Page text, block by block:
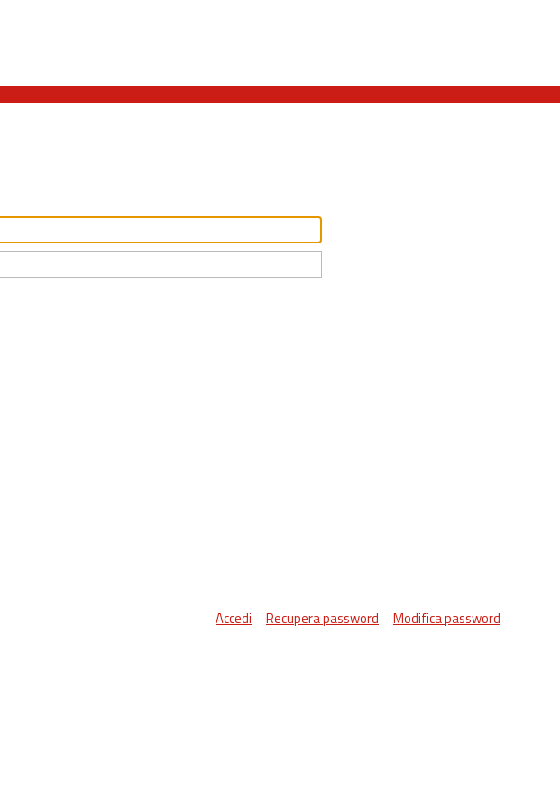
Accedi Recupera password Modifica password